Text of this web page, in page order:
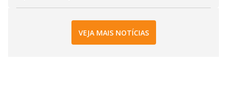
VEJA MAIS NOTÍCIAS